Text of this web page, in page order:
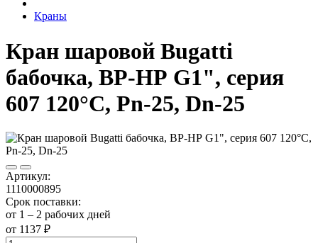
Краны
Кран шаровой Bugatti
бабочка, ВР-НР G1", серия
607 120°С, Pn-25, Dn-25
Артикул:
1110000895
Срок поставки:
от 1 – 2 рабочих дней
от 1137 ₽